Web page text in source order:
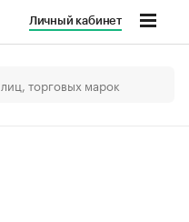
Личный кабинет